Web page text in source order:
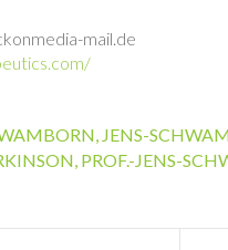
mail.de
, JENS-
, PROF.-JENS-